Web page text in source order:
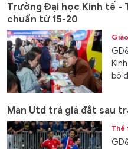
Trường Đại học Kinh tế -
chuẩn từ 15-20
bố
Man Utd trả giá đắt sau
Thể